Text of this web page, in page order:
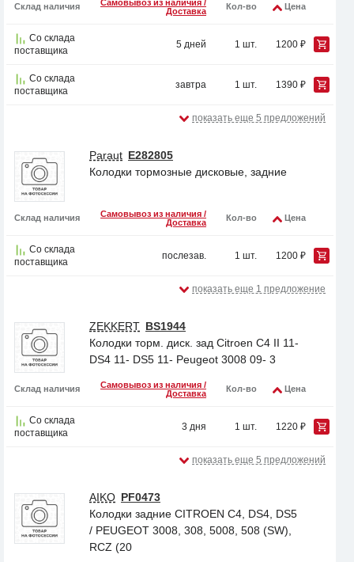
Склад наличия
Самовывоз из наличия /
Доставка
Кол-во Цена
Со склада
поставщика
5 дней 1 шт. 1200 ₽
Со склада
поставщика
завтра 1 шт. 1390 ₽
показать еще 5 предложений
Paraut E282805
Колодки тормозные дисковые, задние
Склад наличия
Самовывоз из наличия /
Доставка
Кол-во Цена
Со склада
поставщика
послезав. 1 шт. 1200 ₽
показать еще 1 предложение
ZEKKERT BS1944
Колодки торм. диск. зад Citroen C4 II 11-
DS4 11- DS5 11- Peugeot 3008 09- 3
Склад наличия
Самовывоз из наличия /
Доставка
Кол-во Цена
Со склада
поставщика
3 дня 1 шт. 1220 ₽
показать еще 5 предложений
AIKO PF0473
Колодки задние CITROEN C4, DS4, DS5
/ PEUGEOT 3008, 308, 5008, 508 (SW),
RCZ (20